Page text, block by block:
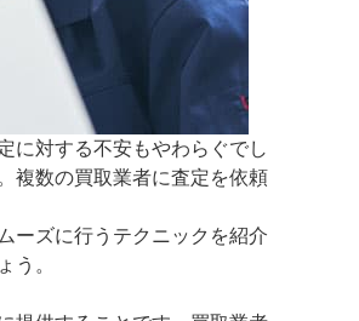
に対する不安もやわらぐでし
複数の買取業者に査定を依頼
ーズに行うテクニックを紹介
う。